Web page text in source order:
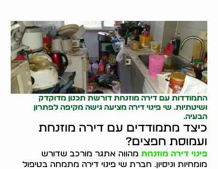
התמודדות עם דירה מוזנחת דורשת תכנון מדוקדק
ושיטתיות. שי פינוי דירה מציעה גישה מקיפה לפתרון
הבעיה.
כיצד מתמודדים עם דירה מוזנחת
ועמוסת חפצים?
פינוי דירה מוזנחת מהווה אתגר מורכב שדורש
מומחיות וניסיון. חברת שי פינוי דירה מתמחה בטיפול